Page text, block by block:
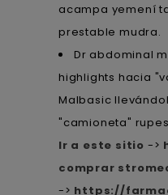
acampa yemení
prestable mudra.
Dr abdominal
highlights hacia
Malbasic
"camioneta"
Ir a este sitio ->
comprar
-> https://